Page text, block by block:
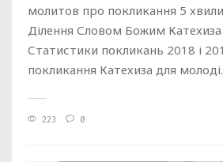
молитов про покликання 5
Ділення Словом Божим
Статистики покликань 2018 і
покликання Катехиза для
223 0